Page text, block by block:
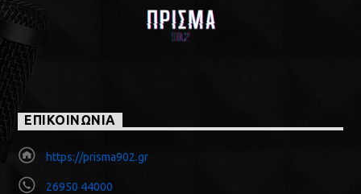
ΕΠΙΚΟΙΝΩΝΙΑ
https://prisma902.gr
26950 44000